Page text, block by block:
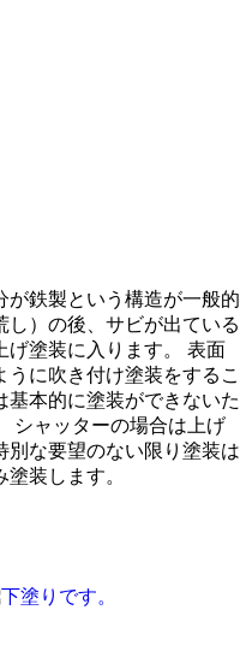
が鉄製という構造が一般的
し）の後、サビが出ている
げ塗装に入ります。 表面
に吹き付け塗装をするこ
基本的に塗装ができないた
シャッターの場合は上げ
別な要望のない限り塗装は
装します。